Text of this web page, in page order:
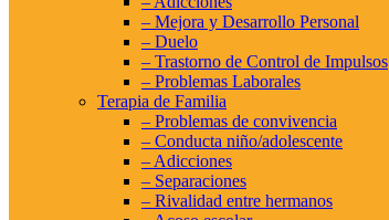
– Mejora y Desarrollo Personal
– Duelo
– Trastorno de Control de Impulsos
– Problemas Laborales
Terapia de Familia
– Problemas de convivencia
– Conducta niño/adolescente
– Adicciones
– Separaciones
– Rivalidad entre hermanos